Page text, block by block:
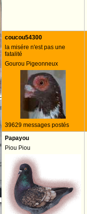
coucou54300
la misére n'est pas une
fatalité
Gourou Pigeonneux
39629 messages postés
Papayou
Piou Piou